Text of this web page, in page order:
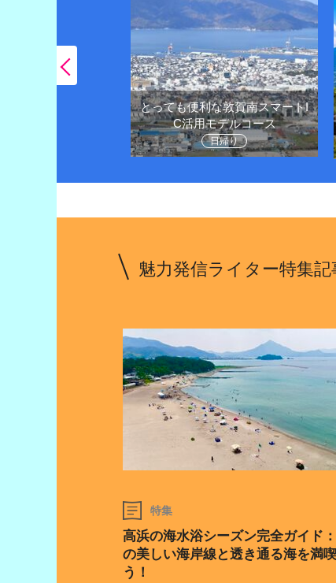
とっても便利な敦賀南スマートI
C活用モデルコース
日帰り
魅力発信ライター特集記
特集
高浜の海水浴シーズン完全ガイド
の美しい海岸線と透き通る海を満
う！